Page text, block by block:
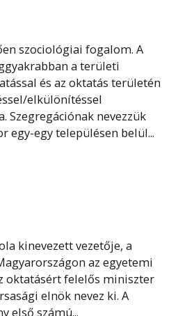
szociológiai fogalom. A
a területi
és az oktatás területén
elkülönítéssel
Szegregációnak nevezzük
egy-egy településen belül...
kinevezett vezetője, a
az egyetemi
oktatásért felelős miniszter
elnök nevez ki. A
első számú...